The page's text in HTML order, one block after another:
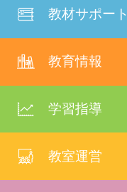
教材サポート
教育情報
学習指導
教室運営